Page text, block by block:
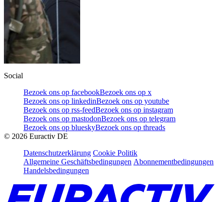
Social
Bezoek ons op facebookBezoek ons op x
Bezoek ons op linkedinBezoek ons op youtube
Bezoek ons op rss-feedBezoek ons op instagram
Bezoek ons op mastodonBezoek ons op telegram
Bezoek ons op blueskyBezoek ons op threads
© 2026 Euractiv DE
Datenschutzerklärung Cookie Politik
Allgemeine Geschäftsbedingungen Abonnementbedingungen
Handelsbedingungen